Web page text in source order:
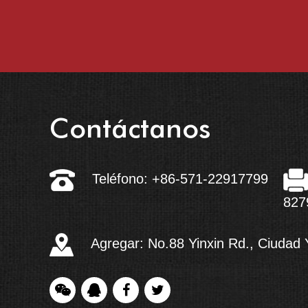
Contáctanos
Teléfono: +86-571-22917799
Agregar: No.88 Yinxin Rd., Ciudad